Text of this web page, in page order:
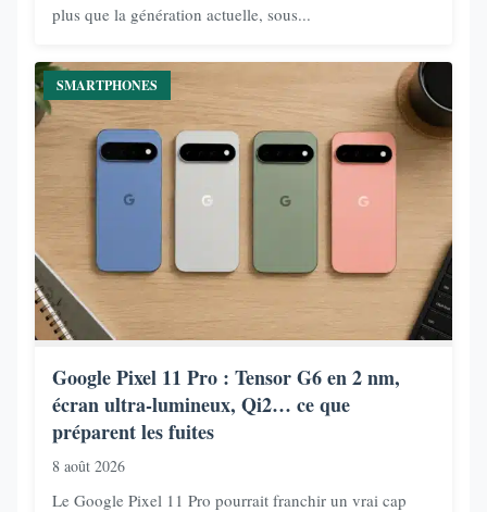
plus que la génération actuelle, sous...
SMARTPHONES
Google Pixel 11 Pro : Tensor G6 en 2 nm,
écran ultra-lumineux, Qi2… ce que
préparent les fuites
8 août 2026
Le Google Pixel 11 Pro pourrait franchir un vrai cap